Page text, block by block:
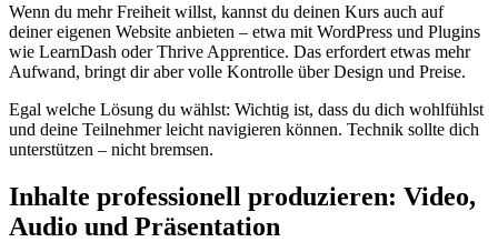
Wenn du mehr Freiheit willst, kannst du deinen Kurs auch auf
deiner eigenen Website anbieten – etwa mit WordPress und Plugins
wie LearnDash oder Thrive Apprentice. Das erfordert etwas mehr
Aufwand, bringt dir aber volle Kontrolle über Design und Preise.
Egal welche Lösung du wählst: Wichtig ist, dass du dich wohlfühlst
und deine Teilnehmer leicht navigieren können. Technik sollte dich
unterstützen – nicht bremsen.
Inhalte professionell produzieren: Video,
Audio und Präsentation